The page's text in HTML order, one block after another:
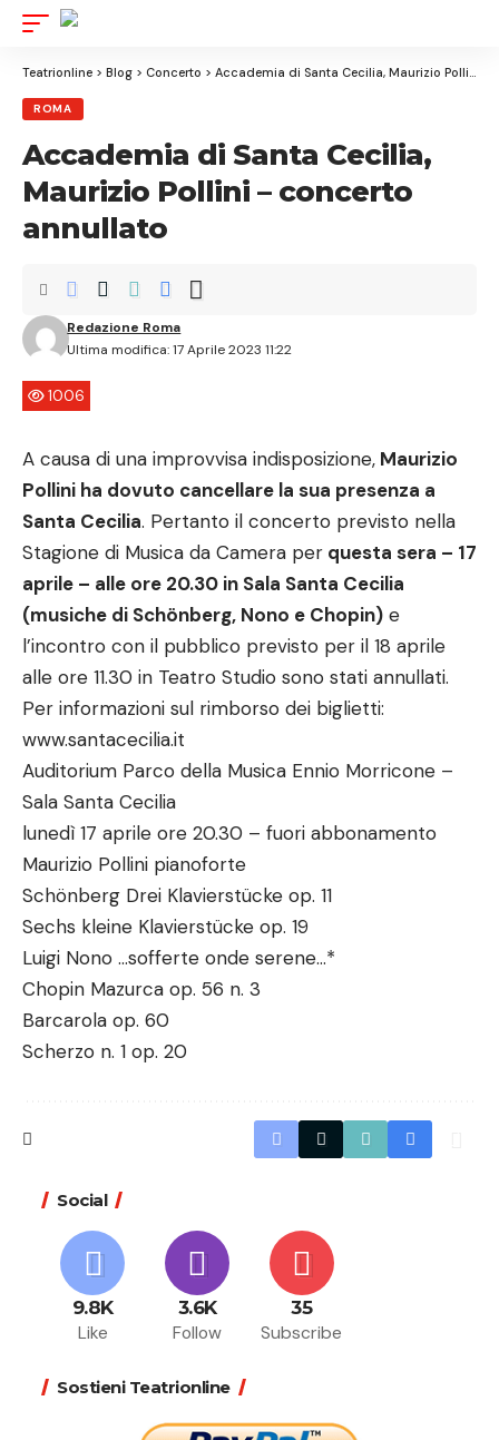
Resizer
Teatrionline > Blog > Concerto > Accademia di Santa Cecilia, Maurizio Pollini – concerto annullato
ROMA
Accademia di Santa Cecilia,
Maurizio Pollini – concerto
annullato
Ultima modifica: 17 Aprile 2023 11:22
Redazione Roma
1006
A causa di una improvvisa indisposizione, Maurizio
Pollini ha dovuto cancellare la sua presenza a
Santa Cecilia. Pertanto il concerto previsto nella
Stagione di Musica da Camera per questa sera – 17
aprile – alle ore 20.30 in Sala Santa Cecilia
(musiche di Schönberg, Nono e Chopin) e
l’incontro con il pubblico previsto per il 18 aprile
alle ore 11.30 in Teatro Studio sono stati annullati.
Per informazioni sul rimborso dei biglietti:
www.santacecilia.it
Auditorium Parco della Musica Ennio Morricone –
Sala Santa Cecilia
lunedì 17 aprile ore 20.30 – fuori abbonamento
Maurizio Pollini pianoforte
Schönberg Drei Klavierstücke op. 11
Sechs kleine Klavierstücke op. 19
Luigi Nono …sofferte onde serene…*
Chopin Mazurca op. 56 n. 3
Barcarola op. 60
Scherzo n. 1 op. 20
Social
9.8K
Like
3.6K
Follow
35
Subscribe
Sostieni Teatrionline